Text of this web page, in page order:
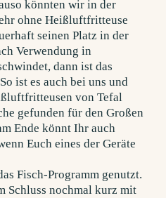
Fisch-Programm genutzt.
Schluss nochmal kurz mit